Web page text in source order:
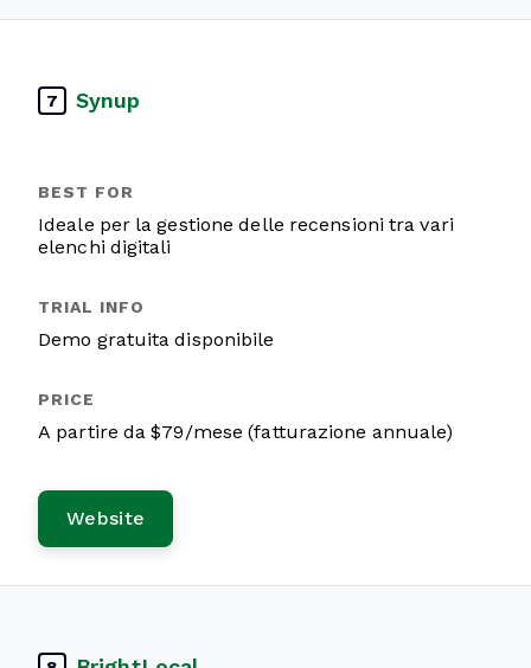
7 Synup
Ideale per la gestione delle recensioni tra vari
elenchi digitali
Demo gratuita disponibile
A partire da $79/mese (fatturazione annuale)
Website